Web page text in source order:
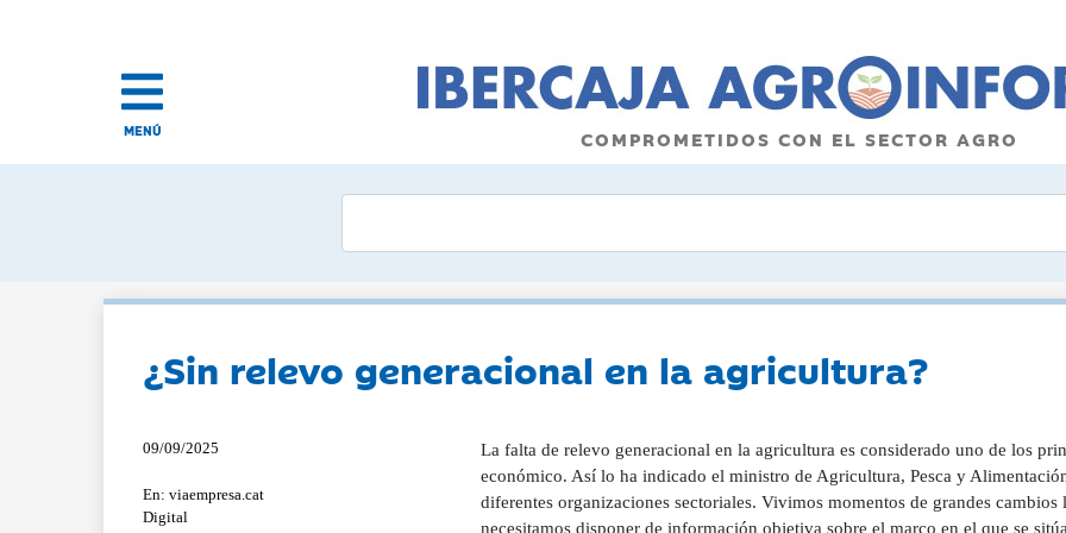
MENÚ COMPROMETIDOS CON EL SECTOR AGRO
¿Sin relevo generacional en la agricultura?
09/09/2025
En: viaempresa.cat
Digital
La falta de relevo generacional en la agricultura es considerado uno de los principales problemas a afrontar por este sector económico. Así lo ha indicado el ministro de Agricultura, Pesca y Alimentación (MAPA) Luis Planas y así lo señalan e insisten las diferentes organizaciones sectoriales. Vivimos momentos de grandes cambios llenos de incertidumbres, frente a los cuales necesitamos disponer de información objetiva sobre el marco en el que se sitúa el problema para comprenderlo y seguidamente identificar sus causas y las posibles soluciones. La falta de relevo generacional en la agricultura es considerado uno de los principales problemas a afrontar por este sector económico La caída de explotaciones agrarias En Catalunya, según datos del Censo agrario, desde 1999 hasta 2020, se perdieron 18.103 explotaciones, un 25,14% del total inicial de 1999. A pesar de la disminución del número de empresas, la superficie agraria utilizada (SAU) ha disminuido en mucha menor proporción. Concretamente, en 1999 la SAU era de 1.156.828 hectáreas y en 2020 era de 1.092.215. Es decir, unas 64.613 ha menos, el equivalente a una reducción del 5,6%. Según el Censo agrario y, tal como señala la figura 3.1, entre 1999 y 2020 hay menos explotaciones, pero hay explotaciones más grandes. Las empresas que abandonan la actividad son principalmente en tierras de secano, por el contrario, en tierras de regadío ha habido un cierto crecimiento de nuevas empresas. Todas las franjas de superficie han perdido explotaciones, pero las más grandes ocupan claramente un porcentaje más alto. Por ejemplo, las mayores de 100 hectáreas han pasado de representar el 1,87% del total a ocupar una cuota del 3,57%. En cambio, las explotaciones de menos de 10 hectáreas en 2020 representan el 59,39%, mientras que en 1999 representaban el 67,61% del conjunto de todas las explotaciones. Figura 3.1. Número de explotaciones agrarias según superficie. Comparación 1999-2020 | Fuente: Elaboración propia con datos INE. Censo agrario Para analizar el peso de cada franja de dimensión de las explotaciones la figura 3.2 muestra la superficie agraria utilizada (SAU) correspondiente a cada segmento de dimensión de explotación. La relación entre la viabilidad de las empresas agrarias y su dimensión es función de muchos factores vinculados a las condiciones físicas y tecnológicas de la finca. Sin embargo, el gran número de muy pequeñas explotaciones ya nos sugiere dificultades de viabilidad y un futuro incierto para ellas. En 2020 una miríada de pequeñas explotaciones menores de 10 hectáreas, concretamente el 59,39% de ellas, gestionan sólo el 11,33% del territorio. Por el contrario, se observa una concentración importante de las tierras en un número limitado de explotaciones. Concretamente, en 2020, el 3,57% de las explotaciones mayores de 100 hectáreas gestionaban un 35,94% de las tierras. Esta asimetría entre dimensión y número de explotaciones no significa en este caso una realidad oligopolista en el sector primario. Hay que saber que una explotación viable de cereales en secano requiere aproximadamente 200 hectáreas. Pero la escasa dimensión predominante refleja una realidad de posible dificultad que debería abordarse con estrategias adecuadas. Figura 3.2. Superficie utilizada por tramos de dimensión de las explotaciones | Elaboración propia con datos INE. Censo agrario El reto tecnológico y medioambiental como factor de transformación y viabilidad económica Con la llegada del tractor, la agricultura vivió una profundísima reestructuración | Europa Press Hace setenta años, con la llegada del tractor, la agricultura vivió una profundísima reestructuración, la cual expulsó hacia la ciudad a muchos miles de personas. Como contrapartida, dejó en el campo un sector más preparado con unas empresas y organizaciones sectoriales más sólidas. Pero el progreso tecnológico no ha parado, al contrario, la revolución digital y biotecnológica han ido sentando las bases para su consolidación en el siglo XXI. Para las empresas o explotaciones agrarias la asunción del reto tecnológico es hoy una exigencia competitiva en el seno de unos mercados globales cada vez más exigentes. La revolución digital y biotecnológica han ido sentando las bases para su consolidación en el siglo XXI Al mismo tiempo, el siglo XXI viene marcado por las evidencias de los desequilibrios medioambientales causados por la acción del hombre. Mientras tanto el calentamiento global ocasiona cada vez más daños a la producción agraria, con repercusiones agudas sobre los mercados. Enderezar la situación se convierte en una opción de supervivencia Ambos aspectos, tecnológico y medioambiental, suponen unos costes importantes. Algunas empresas o explotaciones agrarias, especialmente las de dimensión reducida, han tenido y tienen dificultades para asumir el reto y proseguir su actividad. La falta de expectativas de viabilidad ha sido el primer freno a la continuidad de las generaciones jóvenes. Como resultado de la acción de estos vectores se produce una reducción de unidades productivas, redimensionamiento de las empresas agrarias, más concentración de éstas, transformación creciente en empresas de servicios, al mismo tiempo que hay un incremento del trabajo asalariado en la pagesía. ¿Qué hacer ante este escenario? Sin duda, negarlo no es nunca la solución. Las respuestas positivas deben actuar sobre una de las principales debilidades que es la dimensión reducida y consecuentemente la limitada capacidad financiera. Compartir, colaborar y sumar debería ser el objetivo. En este sentido, la vía de la cooperación es la forma que mejor puede articular una respuesta transformadora conservando el tejido productivo actual. A través de la cooperación es posible ganar dimensión y capacidad económica desde la suma de pequeñas o medianas empresas, o explotaciones agrarias. La agrupación en cooperativa ofrece, a la vez, una mejor capacidad de negociación en el seno de una cadena alimentaria seriamente sesgada. A las cooperativas, sin embargo, hay que exigirles la excelencia en su gestión profesional y competitiva. Bullying contra la pagesía He hablado de este tema a menudo. Se ha transformado el miedo al cambio climático en una búsqueda de culpables. En vez de abordar la fuente principal del problema, que no es otra que la